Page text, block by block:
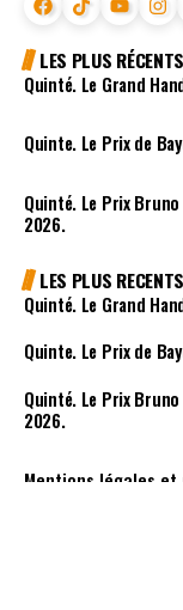
Quinté. Le Prix
octobre 2025.
Tortisambert (1)
dominé à cette
Capable de finir
quatrième place,
supplémenté par
compétitif pour la
n’a pu confirmer
cette course pour